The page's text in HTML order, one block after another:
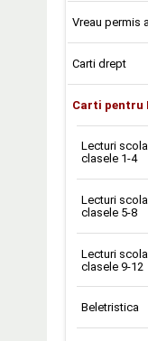
Vreau permis
Carti drept
Carti pentru
Lecturi
clasele 1-4
Lecturi
clasele 5-8
Lecturi
clasele 9-12
Beletristica